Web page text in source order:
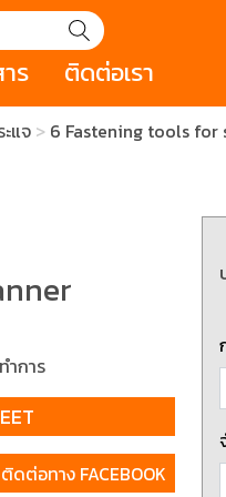
(Non-
เครื่องมือสำหรั
(Electrician
/ ชุด
3 Clamping
GARANT
ร
Salespage
ติดต่อเรา
แจ
6 Fastening tools for
ำการ
ติดต่อทาง FACEBOOK